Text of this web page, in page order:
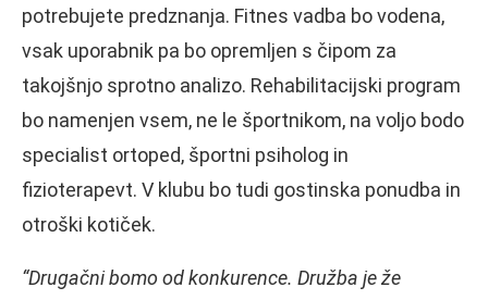
potrebujete predznanja. Fitnes vadba bo vodena,
vsak uporabnik pa bo opremljen s čipom za
takojšnjo sprotno analizo. Rehabilitacijski program
bo namenjen vsem, ne le športnikom, na voljo bodo
specialist ortoped, športni psiholog in
fizioterapevt. V klubu bo tudi gostinska ponudba in
otroški kotiček.
“Drugačni bomo od konkurence. Družba je že